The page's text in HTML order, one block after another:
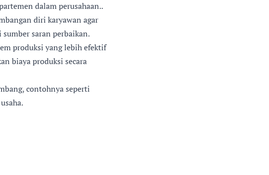
dalam perusahaan..
diri karyawan agar
saran perbaikan.
produksi yang lebih efektif
biaya produksi secara
contohnya seperti